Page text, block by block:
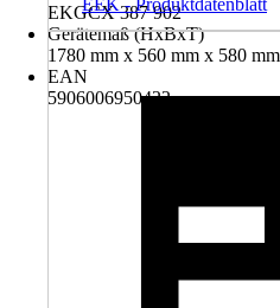
EKGCX 387 902
Gerätemaß (HxBxT)
1780 mm x 560 mm x 580 mm
EAN
5906006950422
EEK - Produktdatenblatt